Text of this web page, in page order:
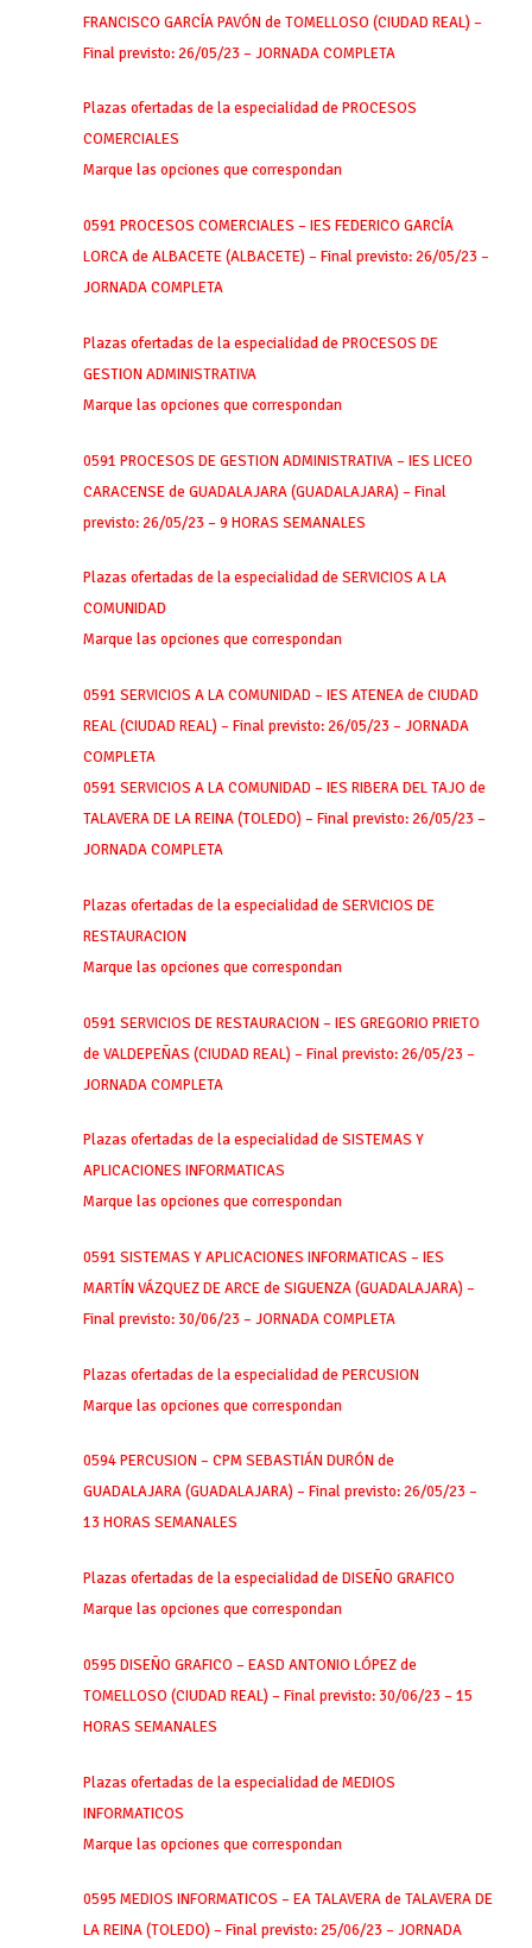
FRANCISCO GARCÍA PAVÓN de TOMELLOSO (CIUDAD REAL) –
Final previsto: 26/05/23 – JORNADA COMPLETA
Plazas ofertadas de la especialidad de PROCESOS
COMERCIALES
Marque las opciones que correspondan
0591 PROCESOS COMERCIALES – IES FEDERICO GARCÍA
LORCA de ALBACETE (ALBACETE) – Final previsto: 26/05/23 –
JORNADA COMPLETA
Plazas ofertadas de la especialidad de PROCESOS DE
GESTION ADMINISTRATIVA
Marque las opciones que correspondan
0591 PROCESOS DE GESTION ADMINISTRATIVA – IES LICEO
CARACENSE de GUADALAJARA (GUADALAJARA) – Final
previsto: 26/05/23 – 9 HORAS SEMANALES
Plazas ofertadas de la especialidad de SERVICIOS A LA
COMUNIDAD
Marque las opciones que correspondan
0591 SERVICIOS A LA COMUNIDAD – IES ATENEA de CIUDAD
REAL (CIUDAD REAL) – Final previsto: 26/05/23 – JORNADA
COMPLETA
0591 SERVICIOS A LA COMUNIDAD – IES RIBERA DEL TAJO de
TALAVERA DE LA REINA (TOLEDO) – Final previsto: 26/05/23 –
JORNADA COMPLETA
Plazas ofertadas de la especialidad de SERVICIOS DE
RESTAURACION
Marque las opciones que correspondan
0591 SERVICIOS DE RESTAURACION – IES GREGORIO PRIETO
de VALDEPEÑAS (CIUDAD REAL) – Final previsto: 26/05/23 –
JORNADA COMPLETA
Plazas ofertadas de la especialidad de SISTEMAS Y
APLICACIONES INFORMATICAS
Marque las opciones que correspondan
0591 SISTEMAS Y APLICACIONES INFORMATICAS – IES
MARTÍN VÁZQUEZ DE ARCE de SIGUENZA (GUADALAJARA) –
Final previsto: 30/06/23 – JORNADA COMPLETA
Plazas ofertadas de la especialidad de PERCUSION
Marque las opciones que correspondan
0594 PERCUSION – CPM SEBASTIÁN DURÓN de
GUADALAJARA (GUADALAJARA) – Final previsto: 26/05/23 –
13 HORAS SEMANALES
Plazas ofertadas de la especialidad de DISEÑO GRAFICO
Marque las opciones que correspondan
0595 DISEÑO GRAFICO – EASD ANTONIO LÓPEZ de
TOMELLOSO (CIUDAD REAL) – Final previsto: 30/06/23 – 15
HORAS SEMANALES
Plazas ofertadas de la especialidad de MEDIOS
INFORMATICOS
Marque las opciones que correspondan
0595 MEDIOS INFORMATICOS – EA TALAVERA de TALAVERA DE
LA REINA (TOLEDO) – Final previsto: 25/06/23 – JORNADA